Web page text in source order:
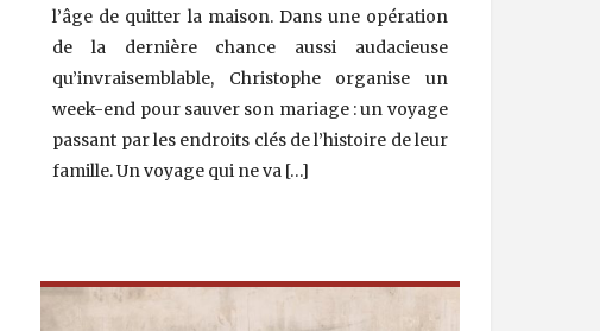
l’âge de quitter la maison. Dans une opération
de la dernière chance aussi audacieuse
qu’invraisemblable, Christophe organise un
week-end pour sauver son mariage : un voyage
passant par les endroits clés de l’histoire de leur
famille. Un voyage qui ne va […]